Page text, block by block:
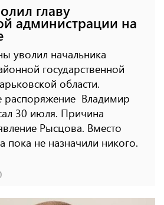
главу
администрации на
уволил начальника
государственной
области.
распоряжение Владимир
30 июля. Причина
Рысцова. Вместо
пока не назначили никого.